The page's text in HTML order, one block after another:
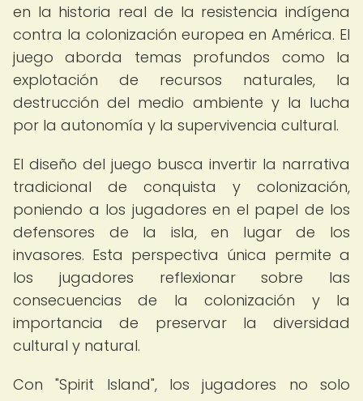
en la historia real de la resistencia indígena
contra la colonización europea en América. El
juego aborda temas profundos como la
explotación de recursos naturales, la
destrucción del medio ambiente y la lucha
por la autonomía y la supervivencia cultural.
El diseño del juego busca invertir la narrativa
tradicional de conquista y colonización,
poniendo a los jugadores en el papel de los
defensores de la isla, en lugar de los
invasores. Esta perspectiva única permite a
los jugadores reflexionar sobre las
consecuencias de la colonización y la
importancia de preservar la diversidad
cultural y natural.
Con "Spirit Island", los jugadores no solo